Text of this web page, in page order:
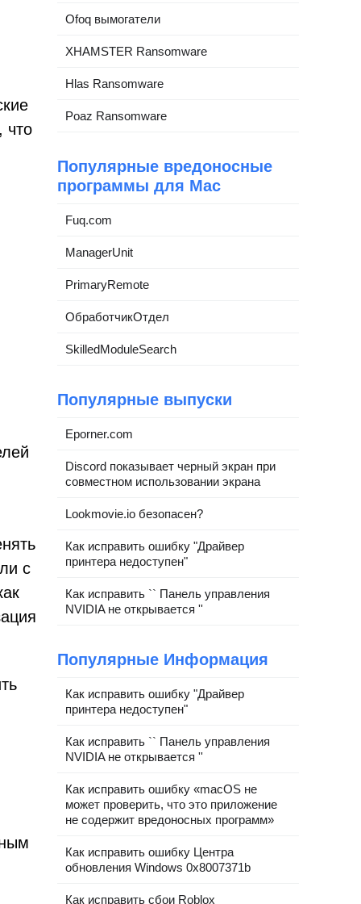
что
с
Ofoq вымогатели
XHAMSTER Ransomware
Hlas Ransomware
Poaz Ransomware
Популярные вредоносные
программы для Mac
Fuq.com
ManagerUnit
PrimaryRemote
ОбработчикОтдел
SkilledModuleSearch
Популярные выпуски
Eporner.com
Discord показывает черный экран при
совместном использовании экрана
Lookmovie.io безопасен?
Как исправить ошибку "Драйвер
принтера недоступен"
Как исправить `` Панель управления
NVIDIA не открывается ''
Популярные Информация
Как исправить ошибку "Драйвер
принтера недоступен"
Как исправить `` Панель управления
NVIDIA не открывается ''
Как исправить ошибку «macOS не
может проверить, что это приложение
не содержит вредоносных программ»
Как исправить ошибку Центра
обновления Windows 0x8007371b
Как исправить сбои Roblox